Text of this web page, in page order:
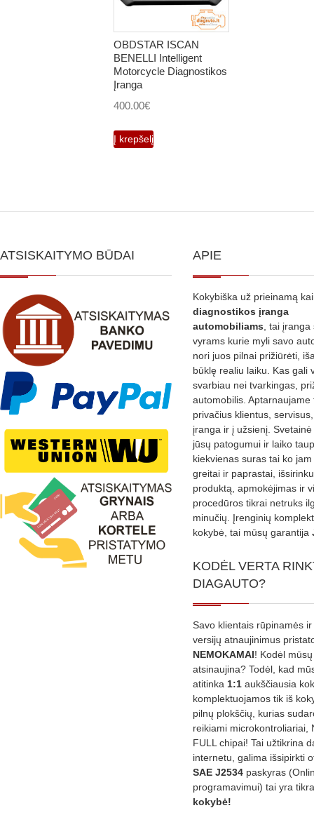
OBDSTAR ISCAN
BENELLI Intelligent
Motorcycle Diagnostikos
Įranga
400.00€
Į krepšelį
ATSISKAITYMO BŪDAI APIE
Kokybiška už prieinamą
diagnostikos įranga
automobiliams , tai
vyrams kurie myli savo
nori juos pilnai prižiūrėti,
būklę realiu laiku. Kas gali
svarbiau nei tvarkingas,
automobilis. Aptarnaujame
privačius klientus,
įranga ir į užsienį.
jūsų patogumui ir laiko
kiekvienas suras tai ko
greitai ir paprastai,
produktą, apmokėjimas ir
procedūros tikrai netruks
minučių. Įrenginių
kokybė, tai mūsų garantija
KODĖL VERTA
DIAGAUTO?
Savo klientais rūpinamės
versijų atnaujinimus
NEMOKAMAI! Kodėl
atsinaujina? Todėl, kad
atitinka 1:1 aukščiausia
komplektuojamos tik iš
pilnų plokščių, kurias
reikiami microkontroliariai,
FULL chipai! Tai užtikrina
internetu, galima išsipirkti
SAE J2534 paskyras
programavimui) tai yra
kokybė!